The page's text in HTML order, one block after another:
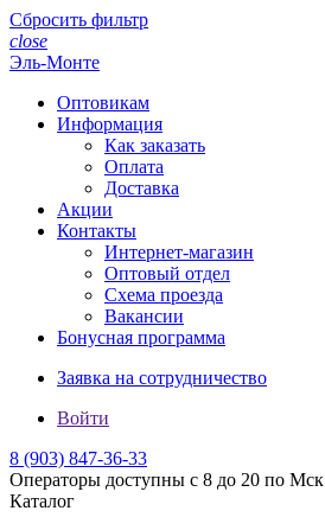
Сбросить фильтр
close
Эль-Монте
Оптовикам
Информация
Как заказать
Оплата
Доставка
Акции
Контакты
Интернет-магазин
Оптовый отдел
Схема проезда
Вакансии
Бонусная программа
Заявка на сотрудничество
Войти
8 (903) 847-36-33
Операторы доступны с 8 до 20 по Мск
Каталог